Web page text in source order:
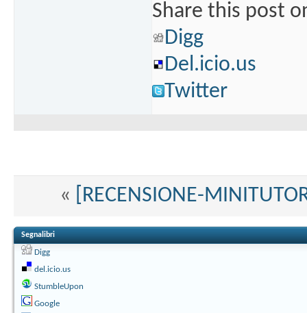
Share this post
Digg
Del.icio.us
Twitter
« [RECENSIONE-
Segnalibri
Digg
del.icio.us
StumbleUpon
Google